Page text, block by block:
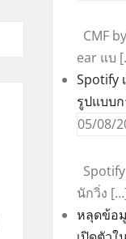
CMF
ear แบ
Spotify
รูปแบบ
05/08/
นักวิ่ง
หลุดข้อมู